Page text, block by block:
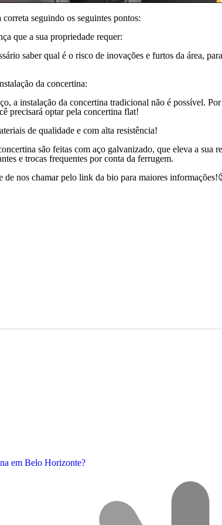
seguindo os seguintes pontos:
que a sua propriedade requer:
saber qual é o risco de inovações e furtos da área,
da concertina:
a instalação da concertina tradicional não é possível.
precisará optar pela concertina flat!
de qualidade e com alta resistência!
são feitas com aço galvanizado, que eleva a sua
e trocas frequentes por conta da ferrugem.
de nos chamar pelo link da bio para maiores
em Belo Horizonte?